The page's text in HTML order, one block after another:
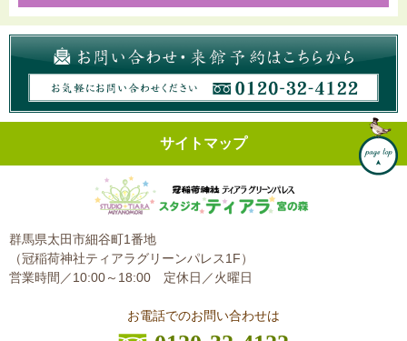
サイトマップ
群馬県太田市細谷町1番地
（冠稲荷神社ティアラグリーンパレス1F）
営業時間／10:00～18:00 定休日／火曜日
お電話でのお問い合わせは